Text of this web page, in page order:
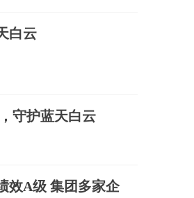
白云
守护蓝天白云
效A级 集团多家企